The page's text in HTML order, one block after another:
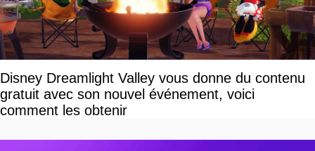
Disney Dreamlight Valley vous donne du contenu
gratuit avec son nouvel événement, voici
comment les obtenir